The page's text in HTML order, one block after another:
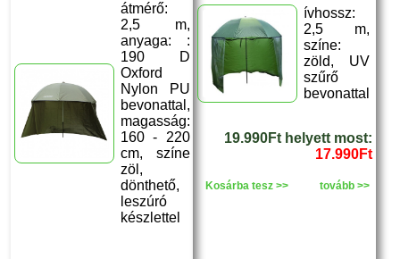
átmérő:
2,5 m,
anyaga: :
190 D
Oxford
Nylon PU
bevonattal,
magasság:
160 - 220
cm, színe
zöl,
dönthető,
leszúró
készlettel
ívhossz:
2,5 m,
színe:
zöld, UV
szűrő
bevonattal
19.990Ft helyett most:
17.990Ft
Kosárba tesz >> tovább >>